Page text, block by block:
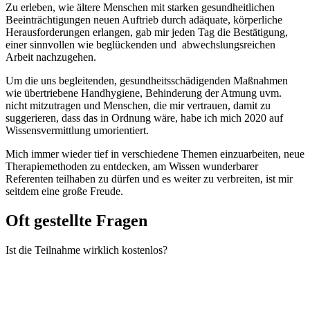
Zu erleben, wie ältere Menschen mit starken gesundheitlichen
Beeinträchtigungen neuen Auftrieb durch adäquate, körperliche
Herausforderungen erlangen, gab mir jeden Tag die Bestätigung,
einer sinnvollen wie beglückenden und abwechslungsreichen
Arbeit nachzugehen.
Um die uns begleitenden, gesundheitsschädigenden Maßnahmen
wie übertriebene Handhygiene, Behinderung der Atmung uvm.
nicht mitzutragen und Menschen, die mir vertrauen, damit zu
suggerieren, dass das in Ordnung wäre, habe ich mich 2020 auf
Wissensvermittlung umorientiert.
Mich immer wieder tief in verschiedene Themen einzuarbeiten, neue
Therapiemethoden zu entdecken, am Wissen wunderbarer
Referenten teilhaben zu dürfen und es weiter zu verbreiten, ist mir
seitdem eine große Freude.
Oft gestellte Fragen
Ist die Teilnahme wirklich kostenlos?